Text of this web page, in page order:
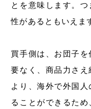
とを意味します。
性があるともいえま
買手側は、お団子
要なく、商品力さ
より、海外で外国
ることができるた